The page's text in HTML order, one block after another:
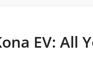
EV: All